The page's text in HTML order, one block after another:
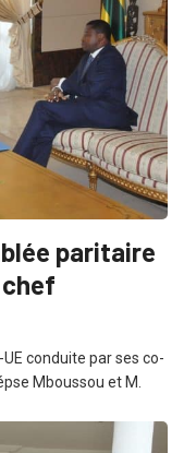
paritaire
chef
conduite par ses co-
Mboussou et M.